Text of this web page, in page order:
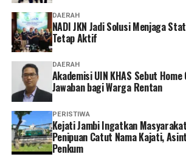
Dana yang terkumpul akan digunakan
membayarkan iuran JKN peserta pada
Saat ini, BPJS Kesehatan melakukan
Kantor Cabang, yakni KC Jakarta
Pangkalpinang, KC Boyolali, KC
Parepare, untuk bekerja sama dengan
koperasi, BUMDes, atau lembaga
“Ke depan, kami berharap Program
DAERAH
NADI JKN Jadi Solusi Menjaga
Tetap Aktif
DAERAH
Akademisi UIN KHAS Sebut Home
Jawaban bagi Warga Rentan
PERISTIWA
‎Kejati Jambi Ingatkan
Penipuan Catut Nama Kajati,
Penkum